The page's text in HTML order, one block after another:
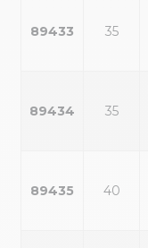
89433 35
89434 35
89435 40